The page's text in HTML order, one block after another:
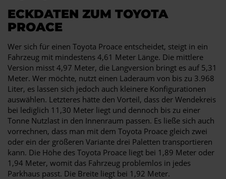
ECKDATEN ZUM TOYOTA
PROACE
Wer sich für einen Toyota Proace entscheidet, steigt in ein
Fahrzeug mit mindestens 4,61 Meter Länge. Die mittlere
Version misst 4,97 Meter, die Langversion bringt es auf 5,31
Meter. Wer möchte, nutzt einen Laderaum von bis zu 3.968
Liter, es lassen sich jedoch auch kleinere Konfigurationen
auswählen. Letzteres hätte den Vorteil, dass der Wendekreis
bei lediglich 11,30 Meter liegt und dennoch bis zu einer
Tonne Nutzlast in den Innenraum passen. Es ließe sich auch
vorrechnen, dass man mit dem Toyota Proace gleich zwei
oder ein der größeren Variante drei Paletten transportieren
kann. Die Höhe des Toyota Proace liegt bei 1,89 Meter oder
1,94 Meter, womit das Fahrzeug problemlos in jedes
Parkhaus passt. Die Breite liegt bei 1,92 Meter.